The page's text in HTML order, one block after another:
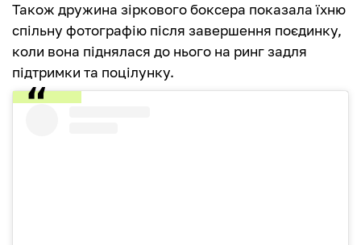
Також дружина зіркового боксера показала їхню
спільну фотографію після завершення поєдинку,
коли вона піднялася до нього на ринг задля
підтримки та поцілунку.